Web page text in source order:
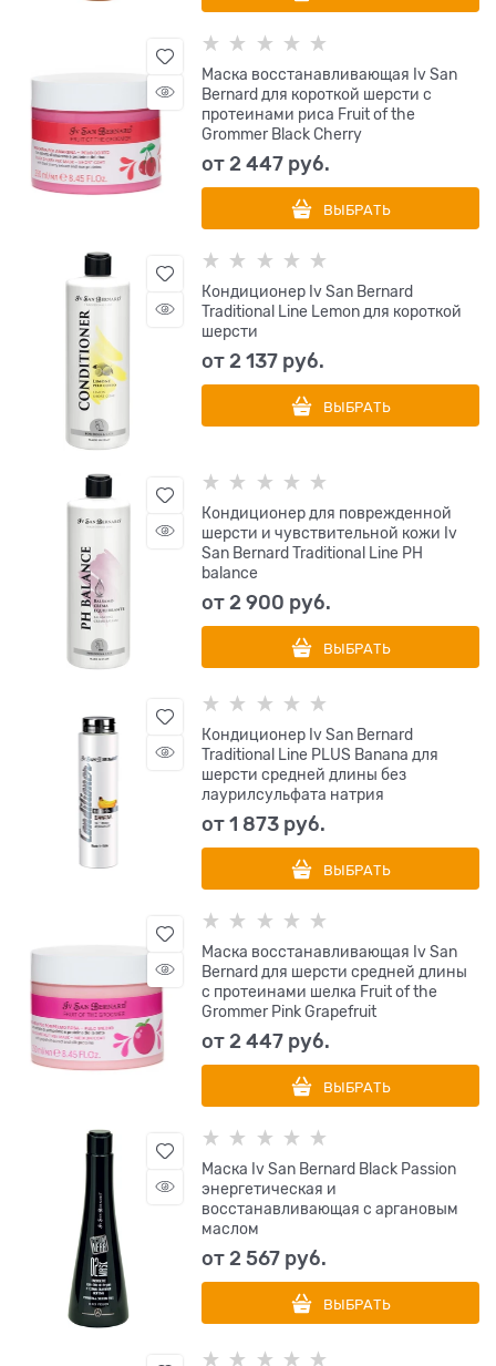
Маска восстанавливающая Iv San
Bernard для короткой шерсти с
протеинами риса Fruit of the
Grommer Black Cherry
от2 447 руб.
ВЫБРАТЬ
Кондиционер Iv San Bernard
Traditional Line Lemon для короткой
шерсти
от2 137 руб.
ВЫБРАТЬ
Кондиционер для поврежденной
шерсти и чувствительной кожи Iv
San Bernard Traditional Line РН
balance
от2 900 руб.
ВЫБРАТЬ
Кондиционер Iv San Bernard
Traditional Line PLUS Banana для
шерсти средней длины без
лаурилсульфата натрия
от1 873 руб.
ВЫБРАТЬ
Маска восстанавливающая Iv San
Bernard для шерсти средней длины
с протеинами шелка Fruit of the
Grommer Pink Grapefruit
от2 447 руб.
ВЫБРАТЬ
Маска Iv San Bernard Black Passion
энергетическая и
восстанавливающая с аргановым
маслом
от2 567 руб.
ВЫБРАТЬ